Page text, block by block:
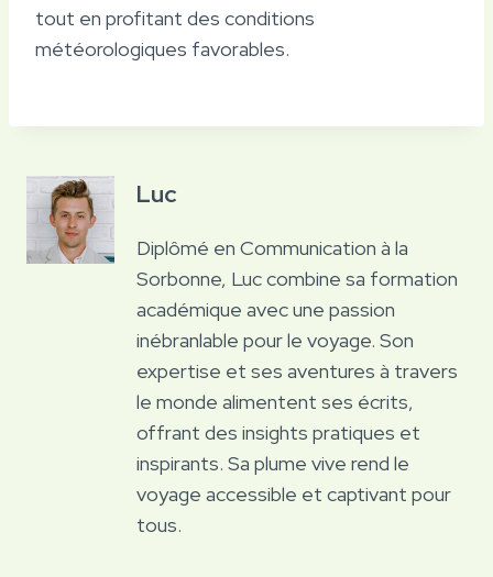
tout en profitant des conditions
météorologiques favorables.
Luc
Diplômé en Communication à la
Sorbonne, Luc combine sa formation
académique avec une passion
inébranlable pour le voyage. Son
expertise et ses aventures à travers
le monde alimentent ses écrits,
offrant des insights pratiques et
inspirants. Sa plume vive rend le
voyage accessible et captivant pour
tous.